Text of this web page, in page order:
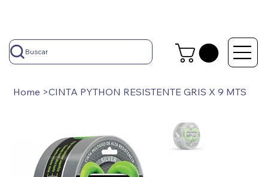
Buscar
Home >CINTA PYTHON RESISTENTE GRIS X 9 MTS